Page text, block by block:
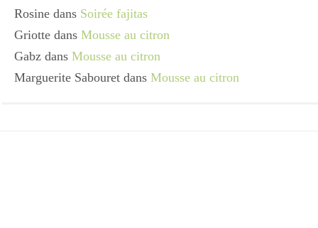
Rosine dans Soirée fajitas
Griotte dans Mousse au citron
Gabz dans Mousse au citron
Marguerite Sabouret dans Mousse au citron